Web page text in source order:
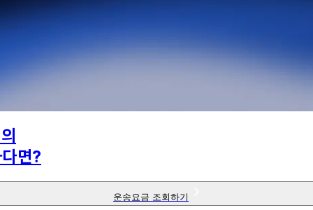
면?
운송요금 조회하기